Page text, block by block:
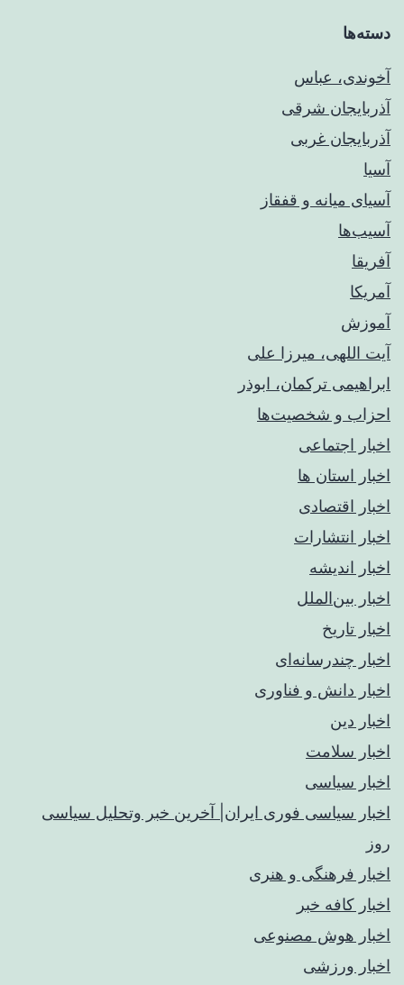
دسته‌ها
آخوندی، عباس
آذربایجان شرقی
آذربایجان غربی
آسیا
آسیای میانه و قفقاز
آسیب‌ها
آفریقا
آمریکا
آموزش
آیت اللهی، میرزا علی
ابراهیمی ترکمان، ابوذر
احزاب و شخصیت‌ها
اخبار اجتماعی
اخبار استان ها
اخبار اقتصادی
اخبار انتشارات
اخبار اندیشه
اخبار بین‌الملل
اخبار تاریخ
اخبار چندرسانه‌ای
اخبار دانش و فناوری
اخبار دین
اخبار سلامت
اخبار سیاسی
اخبار سیاسی فوری ایران| آخرین خبر وتحلیل سیاسی
روز
اخبار فرهنگی و هنری
اخبار کافه خبر
اخبار هوش مصنوعی
اخبار ورزشی